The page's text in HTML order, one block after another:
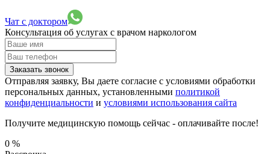
Чат с доктором
Консультация об услугах с врачом наркологом
Заказать звонок
Отправляя заявку, Вы даете согласие с условиями обработки
персональных данных, установленными политикой
конфиденциальности и условиями использования сайта
Получите медицинскую помощь сейчас - оплачивайте после!
0 %